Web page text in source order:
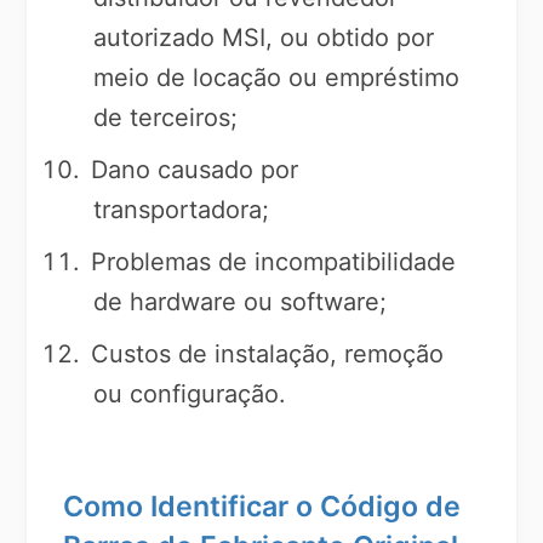
autorizado MSI, ou obtido por
meio de locação ou empréstimo
de terceiros;
Dano causado por
transportadora;
Problemas de incompatibilidade
de hardware ou software;
Custos de instalação, remoção
ou configuração.
Como Identificar o Código de